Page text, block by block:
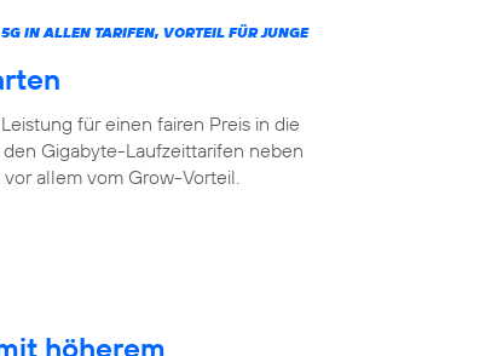
IN ALLEN TARIFEN, VORTEIL FÜR JUNGE
für einen fairen Preis in die
Gigabyte-Laufzeittarifen neben
allem vom Grow-Vorteil.
höherem